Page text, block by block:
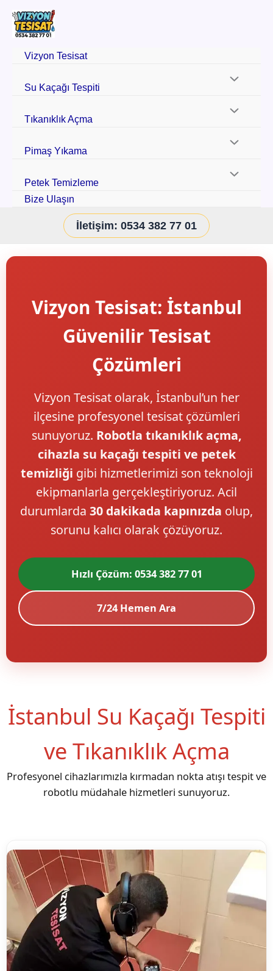
Vizyon Tesisat
Su Kaçağı Tespiti
Tıkanıklık Açma
Pimaş Yıkama
Petek Temizleme
Bize Ulaşın
İletişim: 0534 382 77 01
Vizyon Tesisat: İstanbul
Güvenilir Tesisat
Çözümleri
Vizyon Tesisat olarak, İstanbul’un her
ilçesine profesyonel tesisat çözümleri
sunuyoruz. Robotla tıkanıklık açma,
cihazla su kaçağı tespiti ve petek
temizliği gibi hizmetlerimizi son teknoloji
ekipmanlarla gerçekleştiriyoruz. Acil
durumlarda 30 dakikada kapınızda olup,
sorunu kalıcı olarak çözüyoruz.
Hızlı Çözüm: 0534 382 77 01
7/24 Hemen Ara
İstanbul Su Kaçağı Tespiti
ve Tıkanıklık Açma
Profesyonel cihazlarımızla kırmadan nokta atışı tespit ve
robotlu müdahale hizmetleri sunuyoruz.